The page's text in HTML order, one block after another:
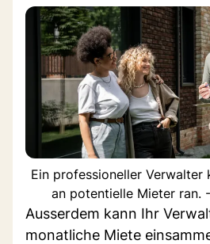
Ein professioneller Verwalter
an potentielle Mieter ran.
Ausserdem kann Ihr
monatliche Miete